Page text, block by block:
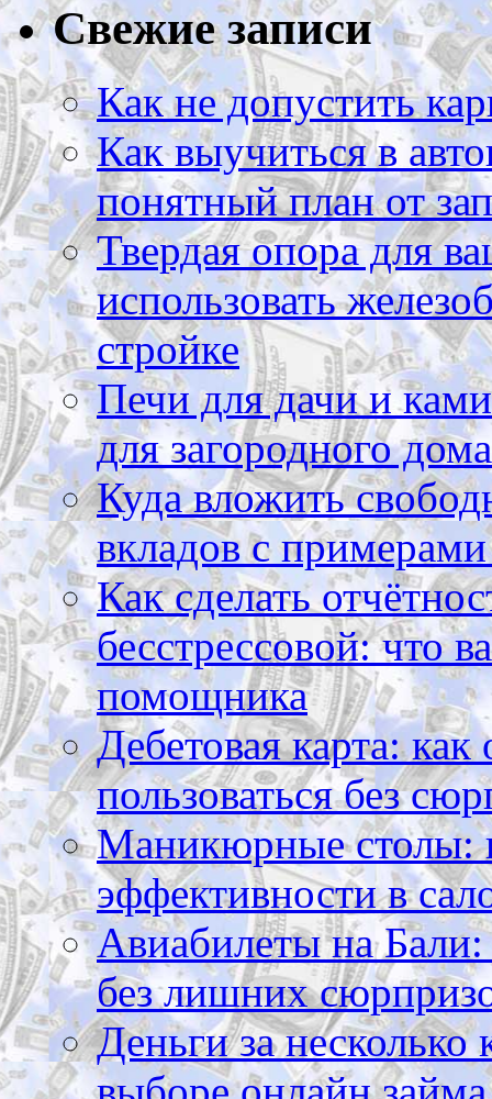
Свежие записи
Как не допустить
Как выучиться в
понятный план от
Твердая опора для
использовать
стройке
Печи для дачи и
для загородного дома
Куда вложить
вкладов с
Как сделать
бесстрессовой: что
помощника
Дебетовая карта:
пользоваться без
Маникюрные столы:
эффективности в
Авиабилеты на Бали:
без лишних
Деньги за